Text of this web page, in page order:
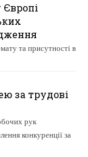
Європі
та присутності в
за трудові
рук
конкуренції за